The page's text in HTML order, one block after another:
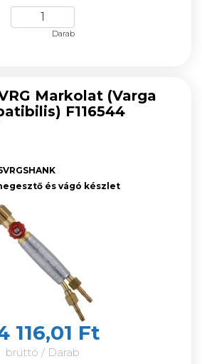
Darab
Markolat (Varga
F116544
és vágó készlet
116,01 Ft
bruttó / Darab